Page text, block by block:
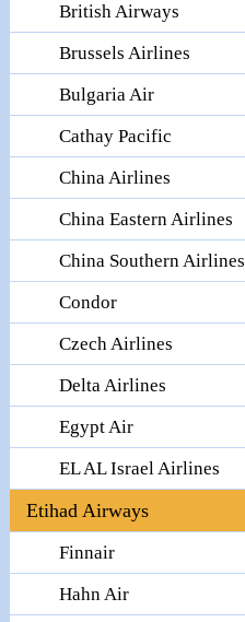
British Airways
Brussels Airlines
Bulgaria Air
Cathay Pacific
China Airlines
China Eastern Airlines
China Southern Airlines
Condor
Czech Airlines
Delta Airlines
Egypt Air
EL AL Israel Airlines
Etihad Airways
Finnair
Hahn Air